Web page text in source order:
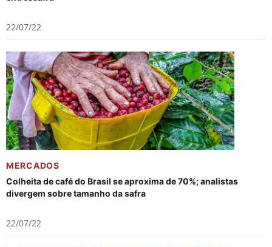
22/07/22
MERCADOS
Colheita de café do Brasil se aproxima de 70%; analistas
divergem sobre tamanho da safra
22/07/22